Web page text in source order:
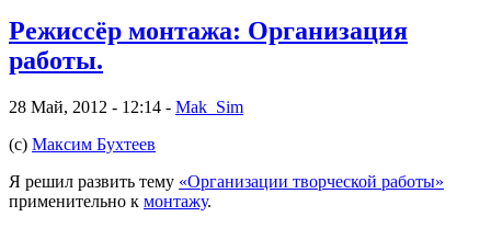
Режиссёр монтажа: Организация
работы.
28 Май, 2012 - 12:14 - Mak_Sim
(с) Максим Бухтеев
Я решил развить тему «Организации творческой работы»
применительно к монтажу.